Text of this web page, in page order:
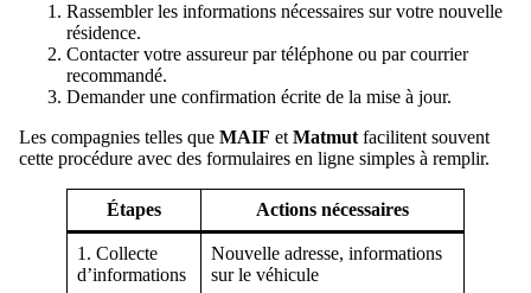
Rassembler les informations nécessaires sur votre nouvelle
résidence.
Contacter votre assureur par téléphone ou par courrier
recommandé.
Demander une confirmation écrite de la mise à jour.
Les compagnies telles que MAIF et Matmut facilitent souvent
cette procédure avec des formulaires en ligne simples à remplir.
Étapes Actions nécessaires
1. Collecte
d’informations
Nouvelle adresse, informations
sur le véhicule